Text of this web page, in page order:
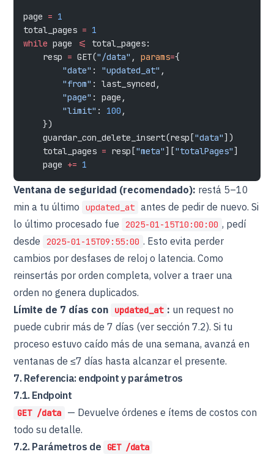
page = 1
total_pages = 1
while page <=
total_pages:
    resp
= GET("/data" , params={
        "date"
: "updated_at" ,
        "from"
: last_synced,
        "page"
: page,
        "limit"
: 100 ,
    })
    guardar_con_delete_insert(resp[
"data"])
    total_pages
= resp["meta"]["totalPages"]
    page
+= 1
Ventana de seguridad (recomendado): restá 5–10
min a tu último
updated_at antes de pedir de nuevo. Si
lo último procesado fue
2025-01-15T10:00:00 , pedí
desde
2025-01-15T09:55:00 . Esto evita perder
cambios por desfases de reloj o latencia. Como
reinsertás por orden completa, volver a traer una
orden no genera duplicados.
Límite de 7 días con
updated_at : un request no
puede cubrir más de 7 días (ver sección 7.2). Si tu
proceso estuvo caído más de una semana, avanzá en
ventanas de ≤7 días hasta alcanzar el presente.
7. Referencia: endpoint y parámetros
7.1. Endpoint
GET /data
— Devuelve órdenes e ítems de costos con
todo su detalle.
7.2. Parámetros de
GET /data